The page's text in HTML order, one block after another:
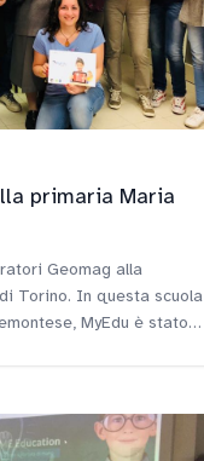
primaria Maria
Geomag alla
Torino. In questa scuola
MyEdu è stato